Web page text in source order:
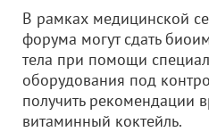
В рамках медицинской
форума могут сдать
тела при помощи
оборудования под
получить рекомендации
витаминный коктейль.